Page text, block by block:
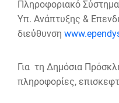
Πληροφοριακό
Υπ. Ανάπτυξης &
διεύθυνση
Για τη Δημόσια
πληροφορίες,